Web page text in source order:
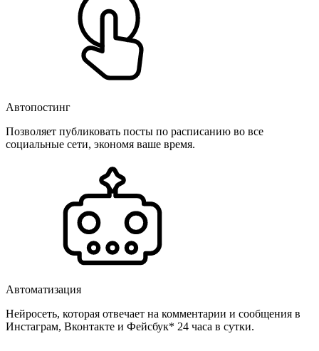
Автопостинг
Позволяет публиковать посты по расписанию во все
социальные сети, экономя ваше время.
Автоматизация
Нейросеть, которая отвечает на комментарии и сообщения в
Инстаграм, Вконтакте и Фейсбук* 24 часа в сутки.